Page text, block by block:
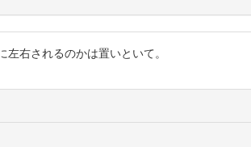
右されるのかは置いといて。